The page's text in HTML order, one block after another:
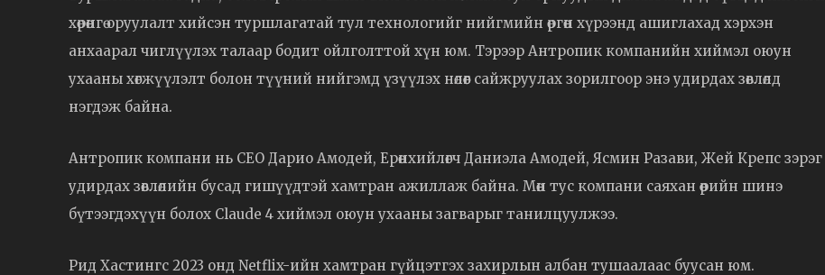
хөрөнгө оруулалт хийсэн туршлагатай тул технологийг нийгмийн өргөн хүрээнд ашиглахад хэрхэн
анхаарал чиглүүлэх талаар бодит ойлголттой хүн юм. Тэрээр Антропик компанийн хиймэл оюун
ухааны хөгжүүлэлт болон түүний нийгэмд үзүүлэх нөлөөг сайжруулах зорилгоор энэ удирдах зөвлөлд
нэгдэж байна.
Антропик компани нь CEO Дарио Амодей, Ерөнхийлөгч Даниэла Амодей, Ясмин Разави, Жей Крепс зэрэг
удирдах зөвлөлийн бусад гишүүдтэй хамтран ажиллаж байна. Мөн тус компани саяхан өөрийн шинэ
бүтээгдэхүүн болох Claude 4 хиймэл оюун ухааны загварыг танилцуулжээ.
Рид Хастингс 2023 онд Netflix-ийн хамтран гүйцэтгэх захирлын албан тушаалаас буусан юм.